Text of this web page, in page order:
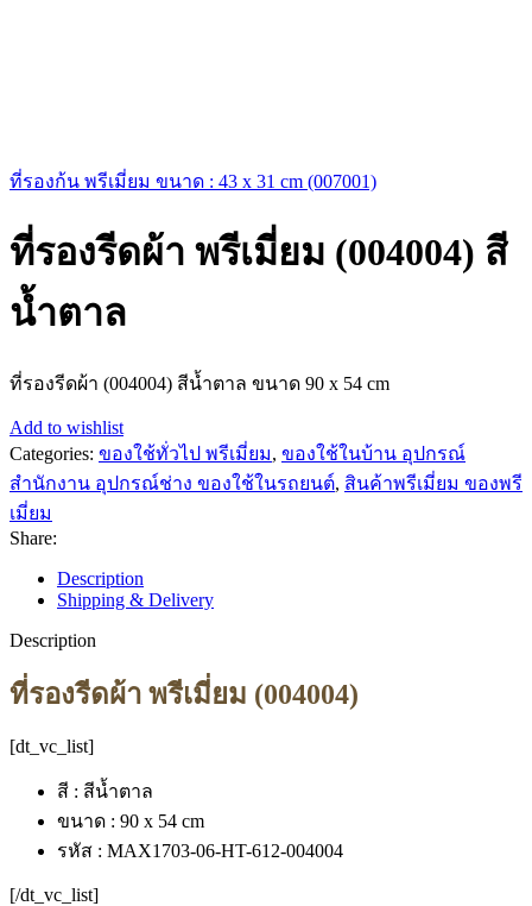
ที่รองก้น พรีเมี่ยม ขนาด : 43 x 31 cm (007001)
ที่รองรีดผ้า พรีเมี่ยม (004004) สี
น้ำตาล
ที่รองรีดผ้า (004004) สีน้ำตาล ขนาด 90 x 54 cm
Add to wishlist
Categories: ของใช้ทั่วไป พรีเมี่ยม, ของใช้ในบ้าน อุปกรณ์
สำนักงาน อุปกรณ์ช่าง ของใช้ในรถยนต์, สินค้าพรีเมี่ยม ของพรี
เมี่ยม
Share:
Description
Shipping & Delivery
Description
ที่รองรีดผ้า พรีเมี่ยม (004004)
[dt_vc_list]
สี : สีน้ำตาล
ขนาด : 90 x 54 cm
รหัส : MAX1703-06-HT-612-004004
[/dt_vc_list]